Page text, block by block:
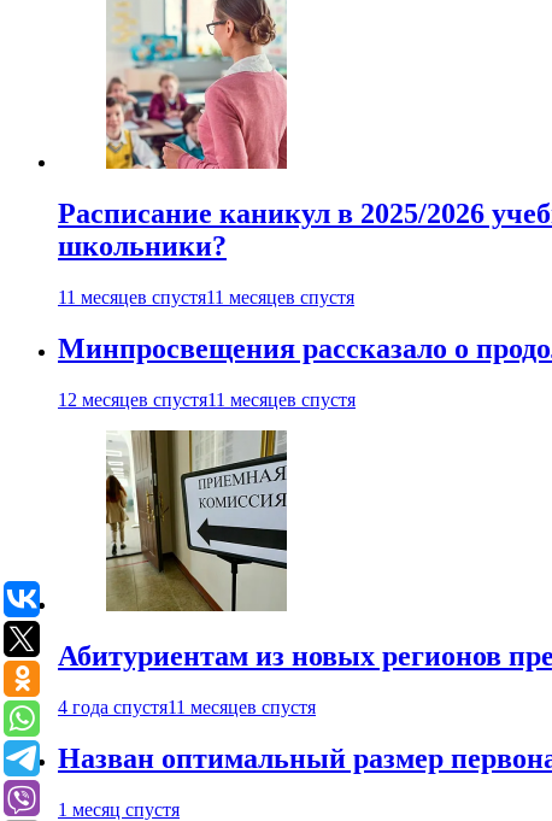
Расписание каникул в 2025/2026
школьники?
11 месяцев спустя11 месяцев спустя
Минпросвещения рассказало о
12 месяцев спустя11 месяцев спустя
Абитуриентам из новых регионов
4 года спустя11 месяцев спустя
Назван оптимальный размер
1 месяц спустя